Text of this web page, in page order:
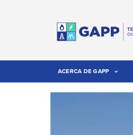
ACERCA DE GAPP